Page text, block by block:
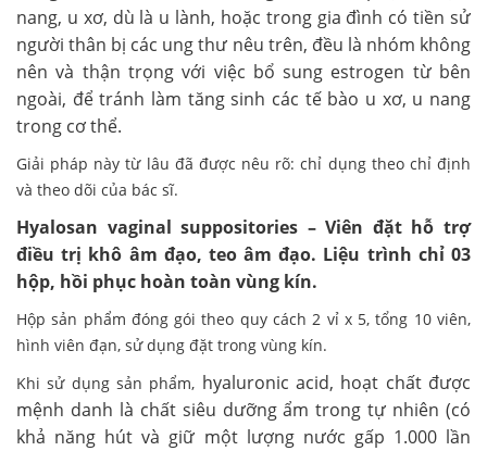
nang, u xơ, dù là u lành, hoặc trong gia đình có tiền sử
người thân bị các ung thư nêu trên, đều là nhóm không
nên và thận trọng với việc bổ sung estrogen từ bên
ngoài, để tránh làm tăng sinh các tế bào u xơ, u nang
trong cơ thể.
Giải pháp này từ lâu đã được nêu rõ: chỉ dụng theo chỉ định
và theo dõi của bác sĩ.
Hyalosan vaginal suppositories – Viên đặt hỗ trợ
điều trị khô âm đạo, teo âm đạo. Liệu trình chỉ 03
hộp, hồi phục hoàn toàn vùng kín.
Hộp sản phẩm đóng gói theo quy cách 2 vỉ x 5, tổng 10 viên,
hình viên đạn, sử dụng đặt trong vùng kín.
Khi sử dụng sản phẩm, hyaluronic acid, hoạt chất được
mệnh danh là chất siêu dưỡng ẩm trong tự nhiên (có
khả năng hút và giữ một lượng nước gấp 1.000 lần